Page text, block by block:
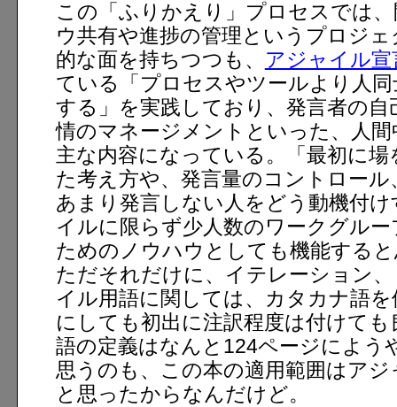
この「ふりかえり」プロセスでは
ウ共有や進捗の管理というプロジ
的な面を持ちつつも、 アジャイル宣
ている「プロセスやツールより人
する」を実践しており、発言者の自
情のマネージメントといった、人
主な内容になっている。「最初に
た考え方や、発言量のコントロール
あまり発言しない人をどう動機付
イルに限らず少人数のワークグル
ためのノウハウとしても機能する
ただそれだけに、イテレーション
イル用語に関しては、カタカナ語
にしても初出に注訳程度は付けて
語の定義はなんと124ページによう
思うのも、この本の適用範囲はア
と思ったからなんだけど。